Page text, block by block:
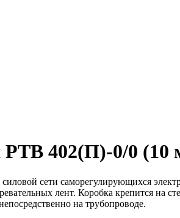
РТВ 402(П)-0/0 (10
сети саморегулирующихся
лент. Коробка крепится на
на трубопроводе.